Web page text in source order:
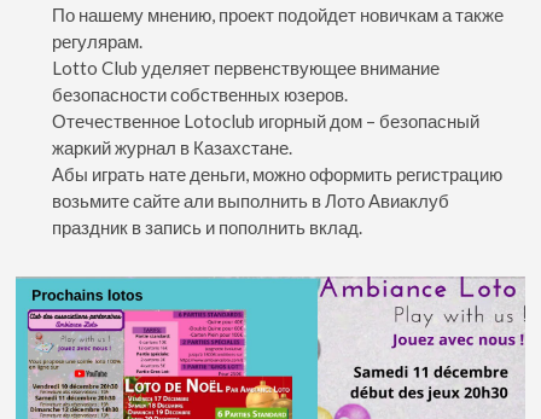
По нашему мнению, проект подойдет новичкам а также
регулярам.
Lotto Club уделяет первенствующее внимание
безопасности собственных юзеров.
Отечественное Lotoclub игорный дом – безопасный
жаркий журнал в Казахстане.
Абы играть нате деньги, можно оформить регистрацию
возьмите сайте али выполнить в Лото Авиаклуб
праздник в запись и пополнить вклад.